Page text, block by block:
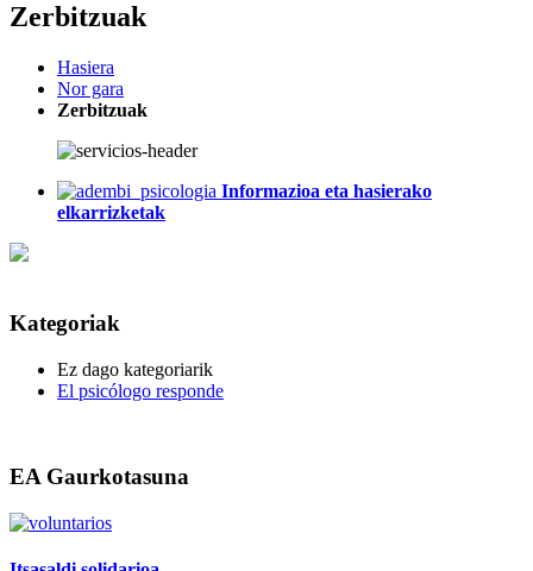
Zerbitzuak
Hasiera
Nor gara
Zerbitzuak
Informazioa eta hasierako
elkarrizketak
Kategoriak
Ez dago kategoriarik
El psicólogo responde
EA Gaurkotasuna